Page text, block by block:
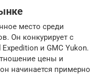
место среди
Он конкурирует с
и GMC Yukon.
цены и
начинается примерно